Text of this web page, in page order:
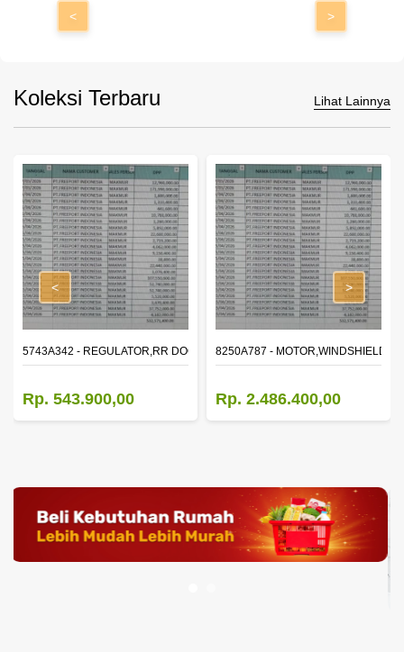
< >
Koleksi Terbaru Lihat Lainnya
WINDOW,LH
5743A342 - REGULATOR,RR DOOR WINDOW,RH
Rp. 543.900,00
8250A787 - MOTOR,WINDSHIELD
Rp. 2.486.400,00
< >